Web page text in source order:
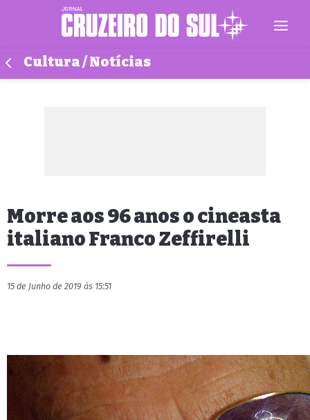
Cultura / Notícias
Morre aos 96 anos o cineasta
italiano Franco Zeffirelli
15 de Junho de 2019 às 15:51